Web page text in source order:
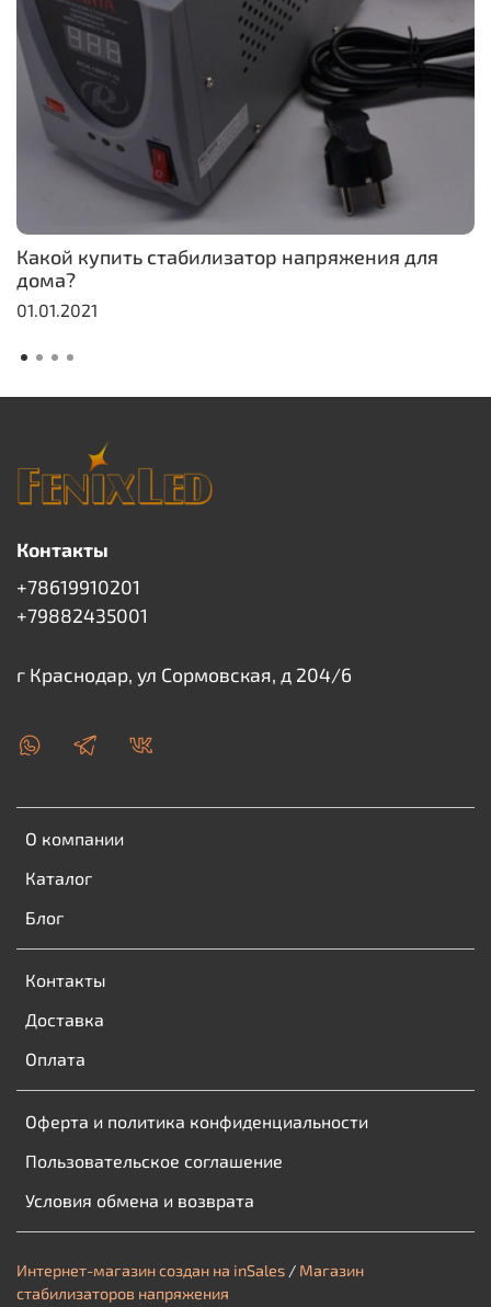
Какой купить стабилизатор напряжения для
дома?
01.01.2021
О компании
Каталог
Блог
Контакты
Доставка
Оплата
Оферта и политика конфиденциальности
Пользовательское соглашение
Условия обмена и возврата
Контакты
+78619910201
+79882435001
г Краснодар, ул Сормовская, д 204/6
Интернет-магазин создан на inSales / Магазин
стабилизаторов напряжения